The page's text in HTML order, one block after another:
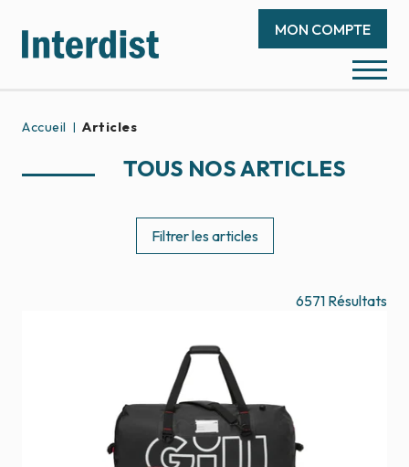
MON COMPTE
Accueil Articles
TOUS NOS ARTICLES
Filtrer les articles
6571 Résultats